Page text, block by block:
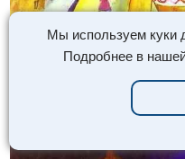
Мы используем куки
Подробнее в